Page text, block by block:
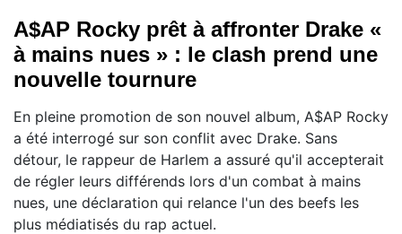
A$AP Rocky prêt à affronter Drake «
à mains nues » : le clash prend une
nouvelle tournure
En pleine promotion de son nouvel album, A$AP Rocky
a été interrogé sur son conflit avec Drake. Sans
détour, le rappeur de Harlem a assuré qu'il accepterait
de régler leurs différends lors d'un combat à mains
nues, une déclaration qui relance l'un des beefs les
plus médiatisés du rap actuel.